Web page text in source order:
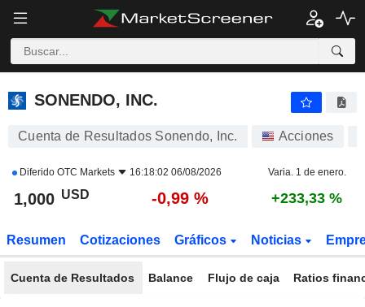
SONENDO, INC.
SONENDO, INC.
Cuenta de Resultados Sonendo, Inc. Acciones
Diferido OTC Markets 16:18:02 06/08/2026 Varia. 1 de enero.
1,000 USD -0,99 % +233,33 %
Resumen Cotizaciones Gráficos Noticias
Cuenta de Resultados Balance Flujo de caja Ratios